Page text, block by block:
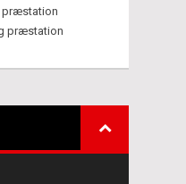
præstation
præstation